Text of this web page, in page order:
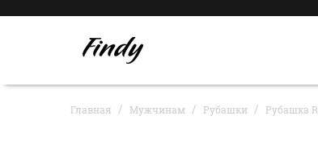
Главная Мужчинам Рубашки Рубашка